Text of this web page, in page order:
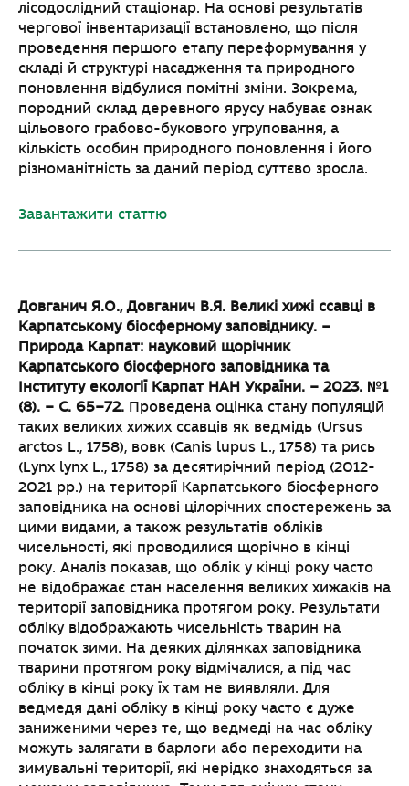
лісодослідний стаціонар. На основі результатів
чергової інвентаризації встановлено, що після
проведення першого етапу переформування у
складі й структурі насадження та природного
поновлення відбулися помітні зміни. Зокрема,
породний склад деревного ярусу набуває ознак
цільового грабово-букового угруповання, а
кількість особин природного поновлення і його
різноманітність за даний період суттєво зросла.
Завантажити статтю
Довганич Я.О., Довганич В.Я. Великі хижі ссавці в
Карпатському біосферному заповіднику. –
Природа Карпат: науковий щорічник
Карпатського біосферного заповідника та
Інституту екології Карпат НАН України. – 2023. №1
(8). – С. 65–72. Проведена оцінка стану популяцій
таких великих хижих ссавців як ведмідь (Ursus
arctos L., 1758), вовк (Canis lupus L., 1758) та рись
(Lynx lynx L., 1758) за десятирічний період (2012-
2021 рр.) на території Карпатського біосферного
заповідника на основі цілорічних спостережень за
цими видами, а також результатів обліків
чисельності, які проводилися щорічно в кінці
року. Аналіз показав, що облік у кінці року часто
не відображає стан населення великих хижаків на
території заповідника протягом року. Результати
обліку відображають чисельність тварин на
початок зими. На деяких ділянках заповідника
тварини протягом року відмічалися, а під час
обліку в кінці року їх там не виявляли. Для
ведмедя дані обліку в кінці року часто є дуже
заниженими через те, що ведмеді на час обліку
можуть залягати в барлоги або переходити на
зимувальні території, які нерідко знаходяться за